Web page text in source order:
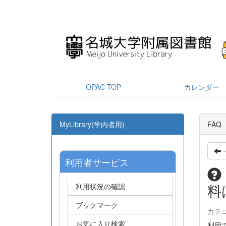
OPAC TOP カレンダー
FAQ
料
カテ
MyLibrary(学内者用)
利用者サービス
利用状況の確認
ブックマーク
お気に入り検索